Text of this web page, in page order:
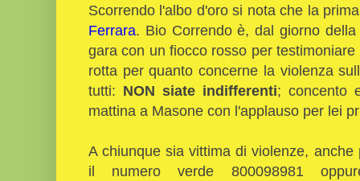
Scorrendo l'albo d'oro si nota che la
Ferrara. Bio Correndo è, dal giorno
gara con un fiocco rosso per
rotta per quanto concerne la violenza
tutti: NON siate indifferenti; concento
mattina a Masone con l'applauso per lei
A chiunque sia vittima di violenze,
il numero verde 800098981